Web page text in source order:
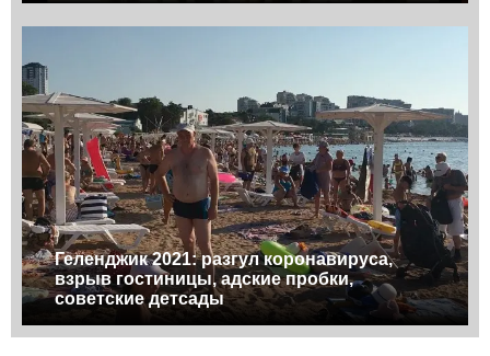
Геленджик 2021: разгул коронавируса,
взрыв гостиницы, адские пробки,
советские детсады